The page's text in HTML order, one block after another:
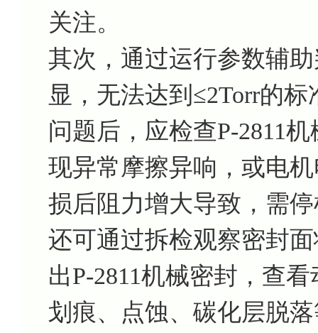
关注。
其次，通过运行参数辅
显，无法达到≤2Torr的
问题后，应检查P-2811
现异常摩擦异响，或电
损后阻力增大导致，需
还可通过拆检观察密封
出P-2811机械密封，查
划痕、点蚀、碳化层脱